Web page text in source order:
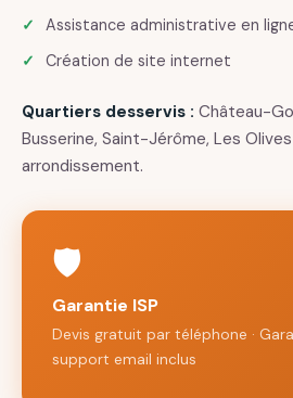
Assistance administrative en
Création de site internet
Quartiers desservis : Château-
Busserine, Saint-Jérôme, Les
arrondissement.
🛡️
Garantie ISP
Devis gratuit par téléphone ·
support email inclus